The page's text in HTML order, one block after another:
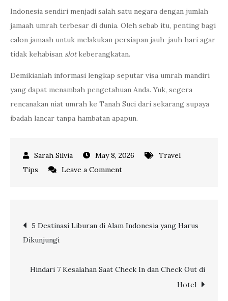
Indonesia sendiri menjadi salah satu negara dengan jumlah
jamaah umrah terbesar di dunia. Oleh sebab itu, penting bagi
calon jamaah untuk melakukan persiapan jauh-jauh hari agar
tidak kehabisan slotkeberangkatan.
Demikianlah informasi lengkap seputar visa umrah mandiri
yang dapat menambah pengetahuan Anda. Yuk, segera
rencanakan niat umrah ke Tanah Suci dari sekarang supaya
ibadah lancar tanpa hambatan apapun.
May 8, 2026
Travel
Tips
Leave a Commenton
Syarat,
Cara
Post
navigation
5 Destinasi Liburan di Alam Indonesia yang Harus
Dikunjungi
Hindari 7 Kesalahan Saat Check In dan Check Out di
Hotel